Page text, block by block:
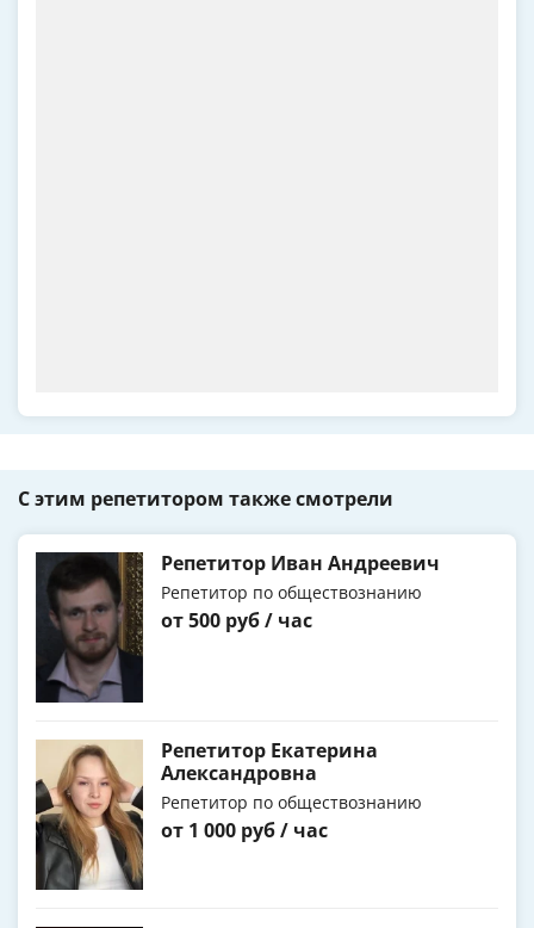
С этим репетитором также смотрели
Репетитор Иван Андреевич
Репетитор по обществознанию
от 500 руб / час
Репетитор Екатерина
Александровна
Репетитор по обществознанию
от 1 000 руб / час